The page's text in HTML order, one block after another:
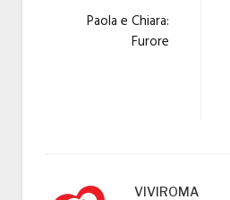
Paola e Chiara:
Furore
VIVIROMA